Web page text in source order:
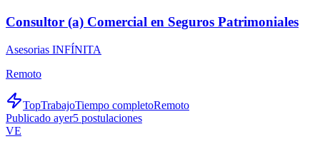
Consultor (a) Comercial en Seguros Patrimoniales
Asesorias INFÍNITA
Remoto
TopTrabajoTiempo completoRemoto
Publicado ayer5 postulaciones
VE